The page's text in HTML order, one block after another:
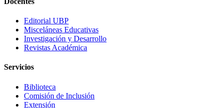
Editorial UBP
Misceláneas Educativas
Investigación y Desarrollo
Revistas Académica
Servicios
Biblioteca
Comisión de Inclusión
Extensión